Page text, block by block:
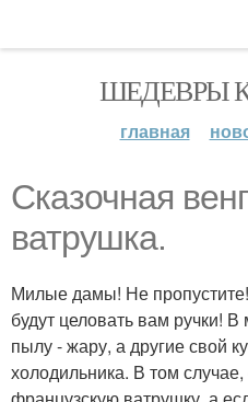
ШЕДЕВРЫ
главная
Сказочная
ватрушка.
Милые дамы! Не
будут целовать вам ручки!
пылу - жару, а другие свой
холодильника. В том